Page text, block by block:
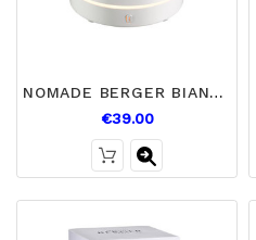
NOMADE BERGER BIANCO
€39.00